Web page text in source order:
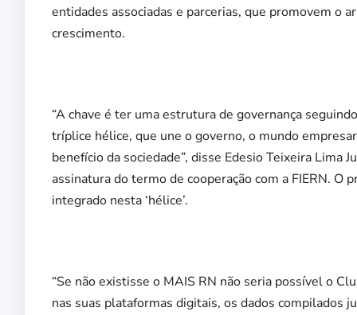
entidades associadas e parcerias, que promovem o
crescimento.
“A chave é ter uma estrutura de governança
tríplice hélice, que une o governo, o mundo
benefício da sociedade”, disse Edesio Teixeira Lima
assinatura do termo de cooperação com a FIERN. O
integrado nesta ‘hélice’.
“Se não existisse o MAIS RN não seria possível o
nas suas plataformas digitais, os dados compilados